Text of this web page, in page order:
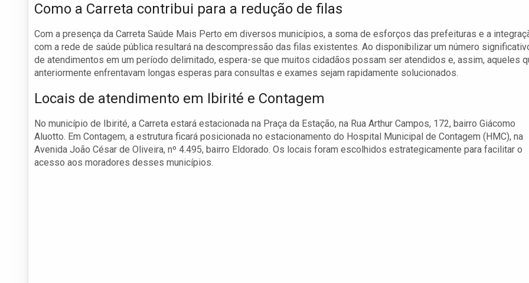
Como a Carreta contribui para a redução de filas
Com a presença da Carreta Saúde Mais Perto em diversos municípios, a soma de esforços das prefeituras e a
com a rede de saúde pública resultará na descompressão das filas existentes. Ao disponibilizar um número
de atendimentos em um período delimitado, espera-se que muitos cidadãos possam ser atendidos e, assim, aqueles
anteriormente enfrentavam longas esperas para consultas e exames sejam rapidamente solucionados.
Locais de atendimento em Ibirité e Contagem
No município de Ibirité, a Carreta estará estacionada na Praça da Estação, na Rua Arthur Campos, 172, bairro Giácomo
Aluotto. Em Contagem, a estrutura ficará posicionada no estacionamento do Hospital Municipal de Contagem (HMC), na
Avenida João César de Oliveira, nº 4.495, bairro Eldorado. Os locais foram escolhidos estrategicamente para facilitar o
acesso aos moradores desses municípios.